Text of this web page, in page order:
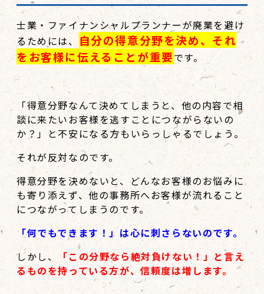
士業・ファイナンシャルプランナーが廃業を避け
るためには、 自分の得意分野を決め、それ
をお客様に伝えることが重要です。
「得意分野なんて決めてしまうと、他の内容で相
談に来たいお客様を逃すことにつながらないの
か？」と不安になる方もいらっしゃるでしょう。
それが反対なのです。
得意分野を決めないと、どんなお客様のお悩みに
も寄り添えず、他の事務所へお客様が流れること
につながってしまうのです。
「何でもできます！」は心に刺さらないのです。
しかし、
「この分野なら絶対負けない！」と言え
るものを持っている方が、信頼度は増します。